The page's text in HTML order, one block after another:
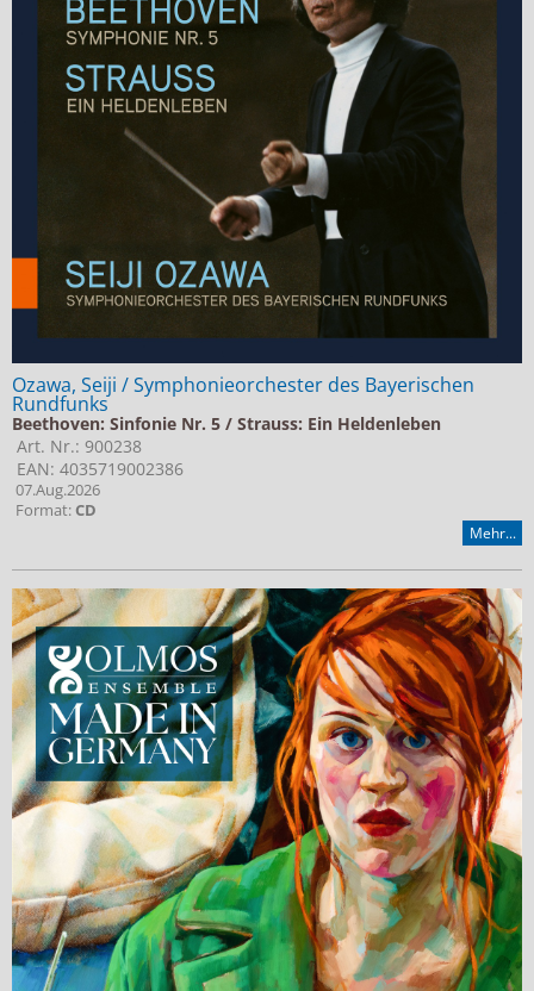
Ozawa, Seiji / Symphonieorchester des Bayerischen
Rundfunks
Beethoven: Sinfonie Nr. 5 / Strauss: Ein Heldenleben
Art. Nr.: 900238
EAN: 4035719002386
07.Aug.2026
Format:CD
Mehr...